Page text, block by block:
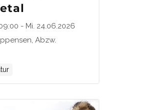
- Mi. 24.06.2026
Abzw.